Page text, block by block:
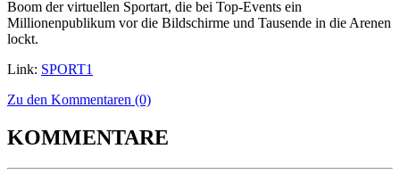
Boom der virtuellen Sportart, die bei Top-Events ein
Millionenpublikum vor die Bildschirme und Tausende in die Arenen
lockt.
Link: SPORT1
Zu den Kommentaren (0)
KOMMENTARE